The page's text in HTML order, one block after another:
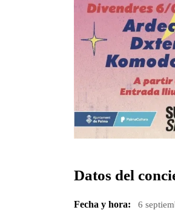
Datos del
Fecha y hora: 6